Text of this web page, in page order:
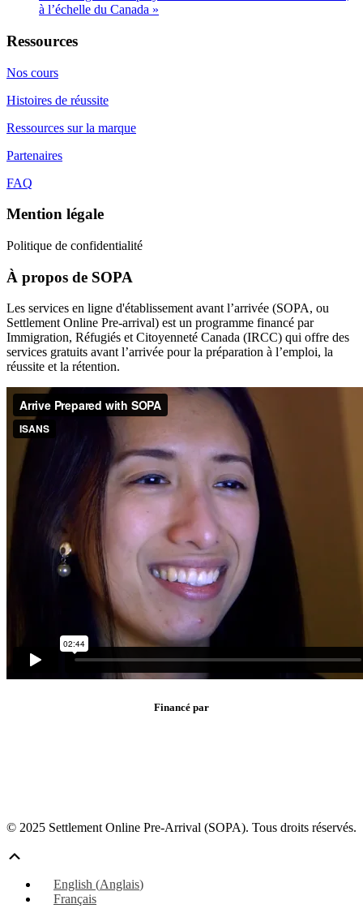
à l’échelle du Canada »
Ressources
Nos cours
Histoires de réussite
Ressources sur la marque
Partenaires
FAQ
Mention légale
Politique de confidentialité
À propos de SOPA
Les services en ligne d'établissement avant l’arrivée (SOPA, ou
Settlement Online Pre-arrival) est un programme financé par
Immigration, Réfugiés et Citoyenneté Canada (IRCC) qui offre des
services gratuits avant l’arrivée pour la préparation à l’emploi, la
réussite et la rétention.
Financé par
© 2025 Settlement Online Pre-Arrival (SOPA). Tous droits réservés.
le
haut
English (Anglais)
Français